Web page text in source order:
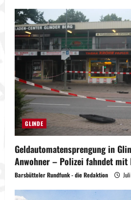
GLINDE
Geldautomatensprengung in
Anwohner – Polizei fahndet mit
Barsbütteler Rundfunk - die Redaktion